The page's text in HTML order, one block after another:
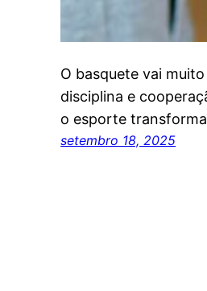
O basquete vai
disciplina e
o esporte
setembro 18, 2025